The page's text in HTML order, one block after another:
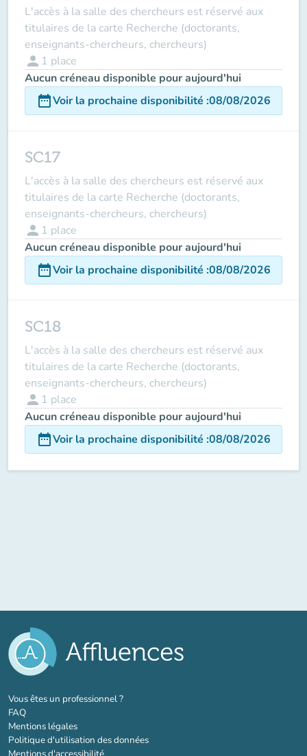
L'accès à la salle des chercheurs est réservé aux
titulaires de la carte Recherche (doctorants,
enseignants-chercheurs, chercheurs)
person 1 place
Aucun créneau disponible pour aujourd'hui
date_rangeVoir la prochaine disponibilité :08/08/2026
SC17
L'accès à la salle des chercheurs est réservé aux
titulaires de la carte Recherche (doctorants,
enseignants-chercheurs, chercheurs)
person 1 place
Aucun créneau disponible pour aujourd'hui
date_rangeVoir la prochaine disponibilité :08/08/2026
SC18
L'accès à la salle des chercheurs est réservé aux
titulaires de la carte Recherche (doctorants,
enseignants-chercheurs, chercheurs)
person 1 place
Aucun créneau disponible pour aujourd'hui
date_rangeVoir la prochaine disponibilité :08/08/2026
Vous êtes un professionnel ?(nouvel onglet)
FAQ
Mentions légales
Politique d'utilisation des données